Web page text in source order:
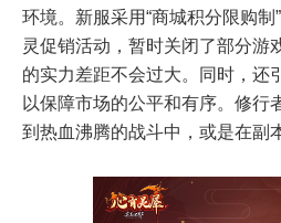
环境。新服采用“商城积分限购
灵促销活动，暂时关闭了部分游
的实力差距不会过大。同时，还
以保障市场的公平和有序。修行
到热血沸腾的战斗中，或是在副